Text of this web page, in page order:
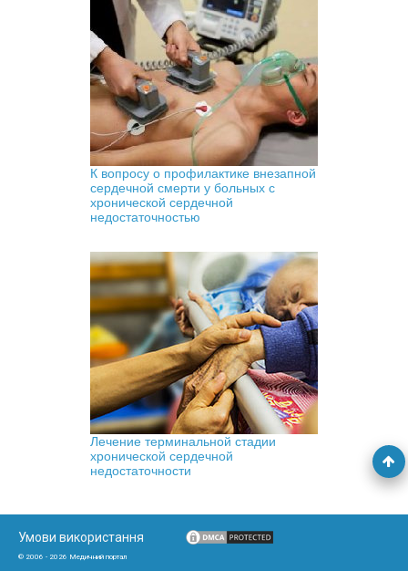
К вопросу о профилактике внезапной
сердечной смерти у больных с
хронической сердечной
недостаточностью
Лечение терминальной стадии
хронической сердечной
недостаточности
Умови використання
© 2006 - 2026 Медичний портал